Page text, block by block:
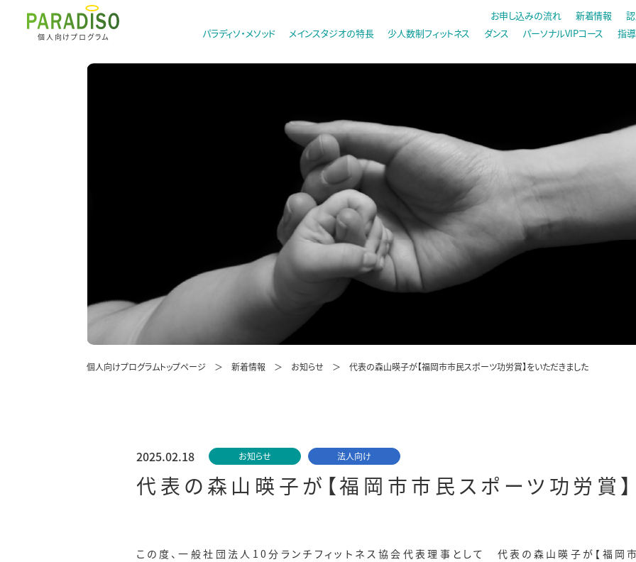
個人向けプログラム パラディソ・メソッド メインスタジオの特長 少人数制フィットネス ダンス パーソナルVIPコース 指
お申し込みの流れ 新着情報
個人向けプログラムトップページ 新着情報 お知らせ 代表の森山暎子が【福岡市市民スポーツ功労賞】をいただきました
2025.02.18 お知らせ 法人向け
代表の森山暎子が【福岡市市民スポーツ功労賞
この度、一般社団法人10分ランチフィットネス協会代表理事として 代表の森山暎子が【福岡